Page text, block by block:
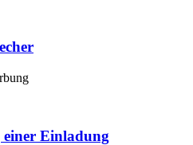
einer Einladung